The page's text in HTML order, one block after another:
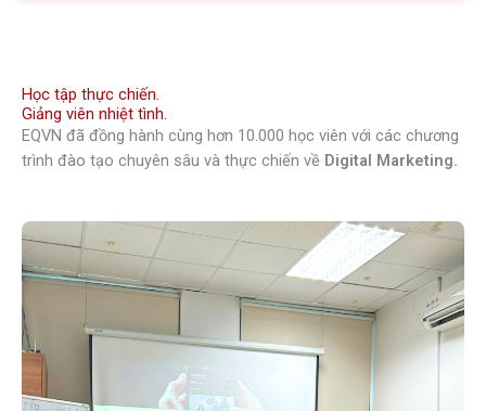
Học tập thực chiến.
Giảng viên nhiệt tình.
EQVN đã đồng hành cùng hơn 10.000 học viên với các chương
trình đào tạo chuyên sâu và thực chiến về Digital Marketing.